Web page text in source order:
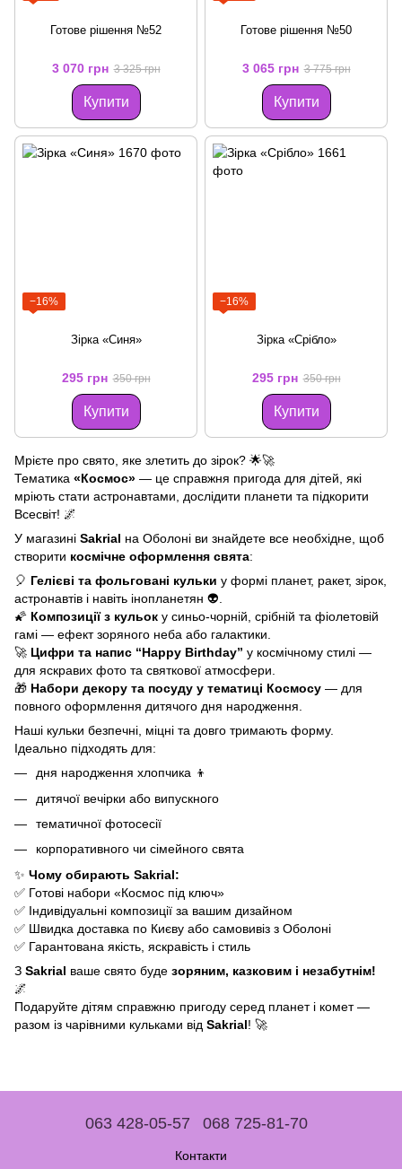
Готове рішення №52
3 070 грн 3 325 грн
Купити
Готове рішення №50
3 065 грн 3 775 грн
Купити
−16%
Зірка «Синя»
295 грн 350 грн
Купити
−16%
Зірка «Срібло»
295 грн 350 грн
Купити
Мрієте про свято, яке злетить до зірок? 🌟🚀
Тематика «Космос» — це справжня пригода для дітей, які
мріють стати астронавтами, дослідити планети та підкорити
Всесвіт! 🌌
У магазині Sakrial на Оболоні ви знайдете все необхідне, щоб
створити космічне оформлення свята:
🎈 Гелієві та фольговані кульки у формі планет, ракет, зірок,
астронавтів і навіть інопланетян 👽.
🌠 Композиції з кульок у синьо-чорній, срібній та фіолетовій
гамі — ефект зоряного неба або галактики.
🚀 Цифри та напис “Happy Birthday” у космічному стилі —
для яскравих фото та святкової атмосфери.
🎁 Набори декору та посуду у тематиці Космосу — для
повного оформлення дитячого дня народження.
Наші кульки безпечні, міцні та довго тримають форму.
Ідеально підходять для:
дня народження хлопчика 👦
дитячої вечірки або випускного
тематичної фотосесії
корпоративного чи сімейного свята
✨ Чому обирають Sakrial:
✅ Готові набори «Космос під ключ»
✅ Індивідуальні композиції за вашим дизайном
✅ Швидка доставка по Києву або самовивіз з Оболоні
✅ Гарантована якість, яскравість і стиль
З Sakrial ваше свято буде зоряним, казковим і незабутнім!
🌌
Подаруйте дітям справжню пригоду серед планет і комет —
разом із чарівними кульками від Sakrial! 🚀
063 428-05-57 068 725-81-70
Контакти